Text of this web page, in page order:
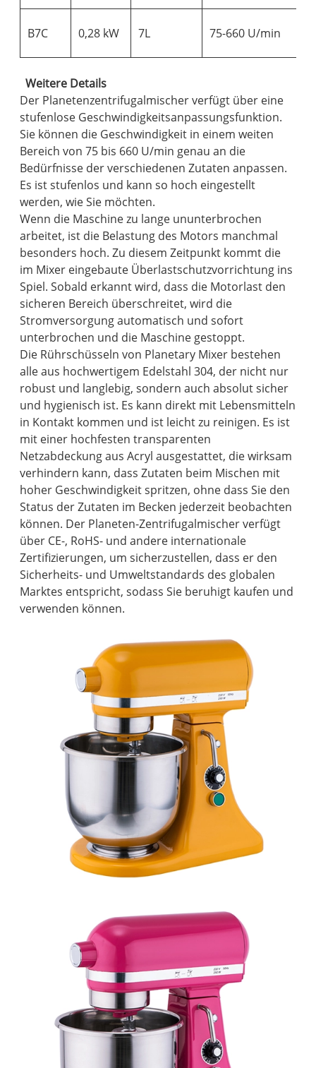
B7C 0,28 kW 7L 75-660 U/min
Weitere Details
Der Planetenzentrifugalmischer verfügt über eine
stufenlose Geschwindigkeitsanpassungsfunktion.
Sie können die Geschwindigkeit in einem weiten
Bereich von 75 bis 660 U/min genau an die
Bedürfnisse der verschiedenen Zutaten anpassen.
Es ist stufenlos und kann so hoch eingestellt
werden, wie Sie möchten.
Wenn die Maschine zu lange ununterbrochen
arbeitet, ist die Belastung des Motors manchmal
besonders hoch. Zu diesem Zeitpunkt kommt die
im Mixer eingebaute Überlastschutzvorrichtung ins
Spiel. Sobald erkannt wird, dass die Motorlast den
sicheren Bereich überschreitet, wird die
Stromversorgung automatisch und sofort
unterbrochen und die Maschine gestoppt.
Die Rührschüsseln von Planetary Mixer bestehen
alle aus hochwertigem Edelstahl 304, der nicht nur
robust und langlebig, sondern auch absolut sicher
und hygienisch ist. Es kann direkt mit Lebensmitteln
in Kontakt kommen und ist leicht zu reinigen. Es ist
mit einer hochfesten transparenten
Netzabdeckung aus Acryl ausgestattet, die wirksam
verhindern kann, dass Zutaten beim Mischen mit
hoher Geschwindigkeit spritzen, ohne dass Sie den
Status der Zutaten im Becken jederzeit beobachten
können. Der Planeten-Zentrifugalmischer verfügt
über CE-, RoHS- und andere internationale
Zertifizierungen, um sicherzustellen, dass er den
Sicherheits- und Umweltstandards des globalen
Marktes entspricht, sodass Sie beruhigt kaufen und
verwenden können.